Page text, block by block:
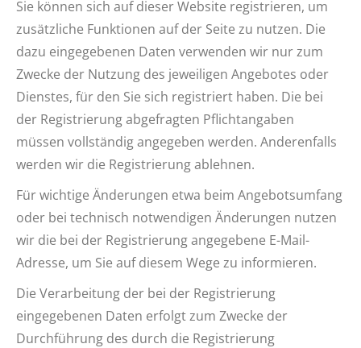
Sie können sich auf dieser Website registrieren, um
zusätzliche Funktionen auf der Seite zu nutzen. Die
dazu eingegebenen Daten verwenden wir nur zum
Zwecke der Nutzung des jeweiligen Angebotes oder
Dienstes, für den Sie sich registriert haben. Die bei
der Registrierung abgefragten Pflichtangaben
müssen vollständig angegeben werden. Anderenfalls
werden wir die Registrierung ablehnen.
Für wichtige Änderungen etwa beim Angebotsumfang
oder bei technisch notwendigen Änderungen nutzen
wir die bei der Registrierung angegebene E-Mail-
Adresse, um Sie auf diesem Wege zu informieren.
Die Verarbeitung der bei der Registrierung
eingegebenen Daten erfolgt zum Zwecke der
Durchführung des durch die Registrierung